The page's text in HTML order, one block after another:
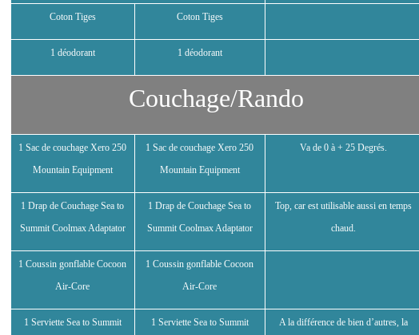
Coton Tiges Coton Tiges
1 déodorant 1 déodorant
Couchage/Rando
1 Sac de couchage Xero 250
Mountain Equipment
1 Sac de couchage Xero 250
Mountain Equipment
Va de 0 à + 25 Degrés.
1 Drap de Couchage Sea to
Summit Coolmax Adaptator
1 Drap de Couchage Sea to
Summit Coolmax Adaptator
Top, car est utilisable aussi en temps
chaud.
1 Coussin gonflable Cocoon
Air-Core
1 Coussin gonflable Cocoon
Air-Core
1 Serviette Sea to Summit
1 Serviette Sea to Summit
A la différence de bien d’autres, la